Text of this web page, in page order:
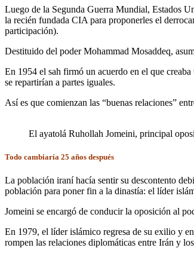
Luego de la Segunda Guerra Mundial, Estados
la recién fundada CIA para proponerles el
participación).
Destituido del poder Mohammad Mosaddeq,
En 1954 el sah firmó un acuerdo en el que
se repartirían a partes iguales.
Así es que comienzan las “buenas relaciones”
El ayatolá Ruhollah Jomeini, principal
Todo cambiaría 25 años después
La población iraní hacía sentir su descontento
población para poner fin a la dinastía: el líder
Jomeini se encargó de conducir la oposición al
En 1979, el líder islámico regresa de su exilio y
rompen las relaciones diplomáticas entre Irán y